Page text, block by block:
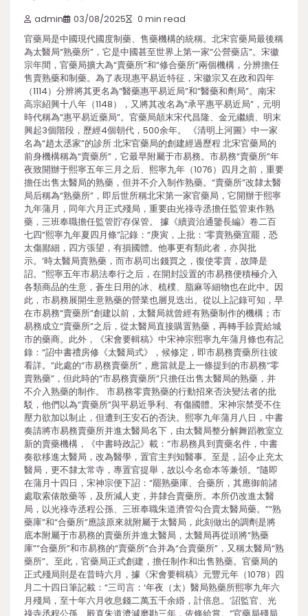
admin 03/08/2025 0 min read
官藥局是中國現代國度制藥、售藥機構的統稱。北宋官藥局最後稱
為太醫局“熟藥所”，它是中國甚至世界上第一家“公營藥店”。宋徽
宗年間，官藥局擴大為“賣藥所”和“修合藥所”兩個機構，分辨擔任
售賣熟藥和制藥。為了表現惠平易近特征，宋徽宗又在政和四年
（1114）分辨將其更名為“醫藥惠平易近局”和“醫藥和劑局”。南宋
高宗紹興十八年（1148），又將其改名為“承平惠平易近局”，元明
時代稱為“惠平易近藥局”。官藥局顛末宋代昌隆、金元繼續、明末
興起3個階段，歷經4個朝代，500余年。 《清明上河圖》中一家
名為“趙太丞家”的診所 北宋官藥局的創建經過歷程 北宋官藥局的
前身機構稱為“賣藥所”，它最早附屬于市易務。市易務“賣藥所”年
夜致開辦于熙寧五年三月之后、熙寧九年（1076）四月之前，重要
擔任出售太醫局的熟藥，但并不介入制作熟藥。“賣藥所”改隸太醫
局后稱為“熟藥所”，即后世所稱北宋第一家官藥局，它開辦于熙寧
九年蒲月，同年六月正式殘局，重要由光祿寺丞擔任監管束作熟
藥，三班奉職擔任監管貯存保管。 據《續資治通鑒長編》卷二百
七四“熙寧九年夏四月條”記錄：“庚寅，上批：‘零賣熟藥宜罷，恐
太傷鄙細，四方張望，有損國體。他事更有類此者，亦與批
示。’時太醫局賣熟藥，而市易司出錢買之，復使零賣，故降是
詔。”熙寧五年市易法奉行之后，在開封設置的市易務便積極介入
各類商品的生意，蒼生日用的冰、梳樸、脂麻等細物也在此中。因
此，市易務展開生意熟藥的營業也層見迭出。從以上記錄可知，早
在市易務“賣藥所”創建以前，太醫局就曾經有熟藥制作的機構；市
易務成立“賣藥所”之后，從太醫局直接購置熟藥，再轉手賒賣給城
市的藥商。此外，《宋會要輯稿》中宋神宗熙寧九年蒲月條也有記
錄：“詔中書禮房修《太醫局式》，候修定，即市易務賣藥所往彼
看詳。”此處的“市易務賣藥所”，應當就是上一條提到的市易務“零
賣熟藥”，但此時的“市易務賣藥所”只擔任出售太醫局的熟藥，并
不介入熟藥的制作。 市易務零賣熟藥的行動招來否決變法者的批
駁，他們以為“賣藥所”與平易近爭利、有傷國體。宋神宗禁受不住
壓力欲加以制止，但遭到王安石的否決。熙寧九年蒲月八日，中書
奏請將市易務賣藥所并進太醫局名下，由太醫局整分解舞蹈教室立
新的賣藥機構，《中書時政記》載：“市易務具到賣藥名件，中書
奏欲移進太醫局，改為醫學，置官主判知醫事。至是，詔令止充太
醫局，更不隸太常寺，專置官提舉，故以今名命本等兼領。”隨即
在蒲月十四日，宋神宗便下詔：“罷熟藥庫、合藥所，其應御前諸
處取索俵散藥等，及所減人吏，并隸合賣藥所。本所仍改進太醫
局，以光祿寺丞程公孫、三班奉職朱道濟管勾合賣太醫局藥。”“熟
藥庫”和“合藥所”應該原來就附屬于太醫局，此刻做出的調劑是將
底本附屬于市易務的賣藥所并進太醫局，太醫局再從頭將“熟藥
庫”“合藥所”和市易務的“賣藥所”合并為“合賣藥所”，又稱太醫局“熟
藥所”。至此，官藥局正式創建，擔任制作和出售熟藥。官藥局的
正式殘局則是在昔時六月，據《宋會要輯稿》元豐元年（1078）四
月二十四日筆記載：“三司言：‘年夜（太）醫局熟藥所熙寧九年六
月殘局，至十年六月收息錢二萬五千余緡，計倍息。’詔監官、光
祿寺丞程公孫、殿直朱道濟減磨勘三年，依條給賞。”官藥局殘局